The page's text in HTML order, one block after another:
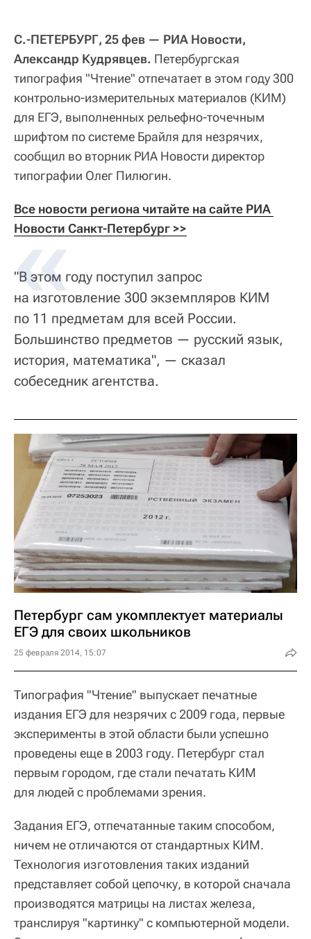
С.-ПЕТЕРБУРГ, 25 фев — РИА Новости,
Александр Кудрявцев. Петербургская
типография "Чтение" отпечатает в этом году 300
контрольно-измерительных материалов (КИМ)
для ЕГЭ, выполненных рельефно-точечным
шрифтом по системе Брайля для незрячих,
сообщил во вторник РИА Новости директор
типографии Олег Пилюгин.
Все новости региона читайте на сайте РИА
Новости Санкт-Петербург >>
"В этом году поступил запрос
на изготовление 300 экземпляров КИМ
по 11 предметам для всей России.
Большинство предметов — русский язык,
история, математика", — сказал
собеседник агентства.
Петербург сам укомплектует материалы
ЕГЭ для своих школьников
25 февраля 2014, 15:07
Типография "Чтение" выпускает печатные
издания ЕГЭ для незрячих с 2009 года, первые
эксперименты в этой области были успешно
проведены еще в 2003 году. Петербург стал
первым городом, где стали печатать КИМ
для людей с проблемами зрения.
Задания ЕГЭ, отпечатанные таким способом,
ничем не отличаются от стандартных КИМ.
Технология изготовления таких изданий
представляет собой цепочку, в которой сначала
производятся матрицы на листах железа,
транслируя "картинку" с компьютерной модели.